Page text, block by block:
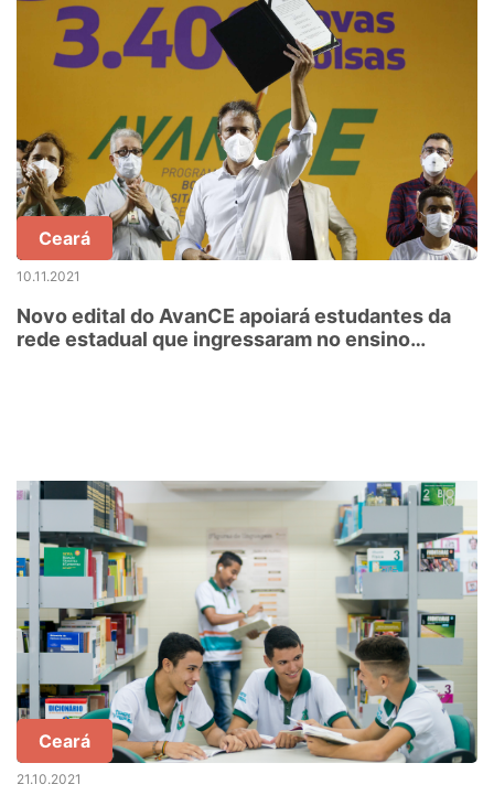
Ceará
10.11.2021
Novo edital do AvanCE apoiará estudantes da
rede estadual que ingressaram no ensino
Ceará
21.10.2021